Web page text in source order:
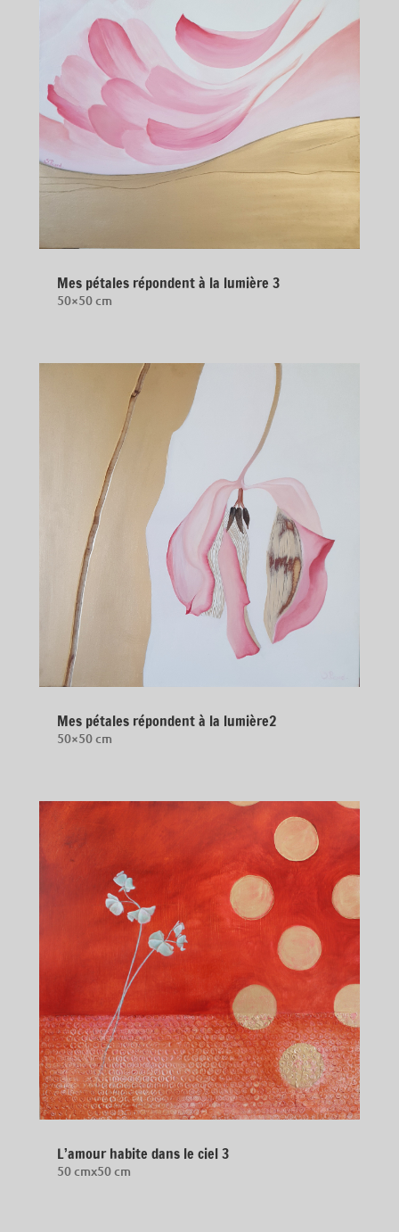
Mes pétales répondent à la lumière 3
50×50 cm
Mes pétales répondent à la lumière2
50×50 cm
L’amour habite dans le ciel 3
50 cmx50 cm